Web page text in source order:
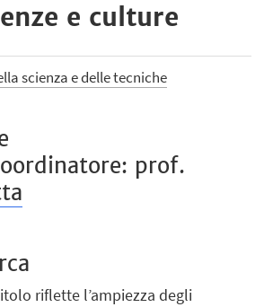
e culture
scienza e delle tecniche
prof.
riflette l’ampiezza degli